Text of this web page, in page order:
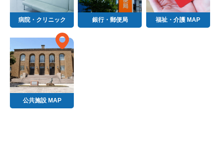
病院・クリニック 銀行・郵便局 福祉・介護 MAP
公共施設 MAP